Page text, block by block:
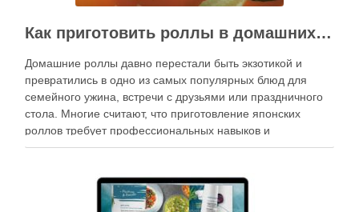
Как приготовить роллы в домашних условиях?
Домашние роллы давно перестали быть экзотикой и
превратились в одно из самых популярных блюд для
семейного ужина, встречи с друзьями или праздничного
стола. Многие считают, что приготовление японских
роллов требует профессиональных навыков и
специального оборудования, однако на практике сделать
кухне. Главное — …